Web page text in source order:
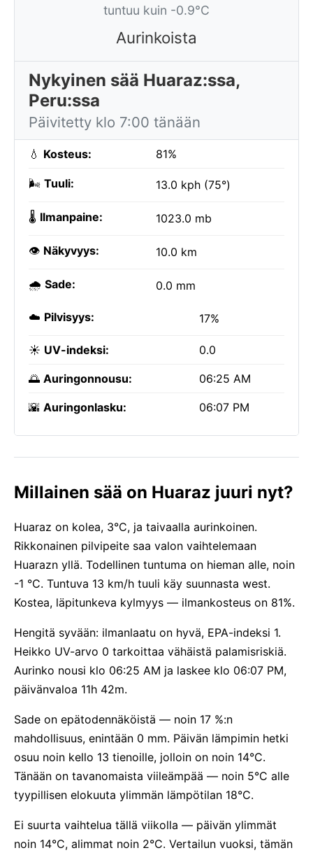
tuntuu kuin -0.9°C
Aurinkoista
Nykyinen sää Huaraz:ssa,
Peru:ssa
Päivitetty klo 7:00 tänään
💧 Kosteus: 81%
🌬️ Tuuli: 13.0 kph (75°)
🌡️ Ilmanpaine: 1023.0 mb
👁️ Näkyvyys: 10.0 km
🌧️ Sade: 0.0 mm
☁️ Pilvisyys: 17%
☀️ UV-indeksi: 0.0
🌅 Auringonnousu: 06:25 AM
🌇 Auringonlasku: 06:07 PM
Millainen sää on Huaraz juuri nyt?
Huaraz on kolea, 3°C, ja taivaalla aurinkoinen.
Rikkonainen pilvipeite saa valon vaihtelemaan
Huarazn yllä. Todellinen tuntuma on hieman alle, noin
-1 °C. Tuntuva 13 km/h tuuli käy suunnasta west.
Kostea, läpitunkeva kylmyys — ilmankosteus on 81%.
Hengitä syvään: ilmanlaatu on hyvä, EPA-indeksi 1.
Heikko UV-arvo 0 tarkoittaa vähäistä palamisriskiä.
Aurinko nousi klo 06:25 AM ja laskee klo 06:07 PM,
päivänvaloa 11h 42m.
Sade on epätodennäköistä — noin 17 %:n
mahdollisuus, enintään 0 mm. Päivän lämpimin hetki
osuu noin kello 13 tienoille, jolloin on noin 14°C.
Tänään on tavanomaista viileämpää — noin 5°C alle
tyypillisen elokuuta ylimmän lämpötilan 18°C.
Ei suurta vaihtelua tällä viikolla — päivän ylimmät
noin 14°C, alimmat noin 2°C. Vertailun vuoksi, tämän